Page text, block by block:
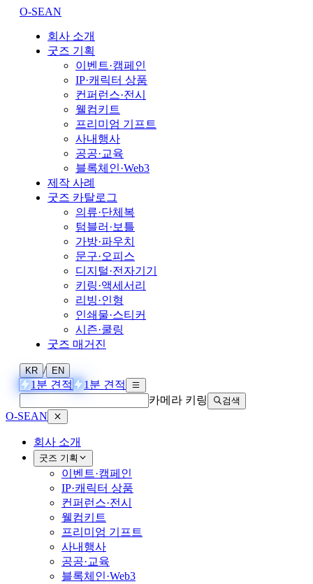
O-SEAN
회사 소개
굿즈 기획
이벤트·캠페인
IP·캐릭터 상품
컨퍼런스·전시
웰컴키트
프리미엄 기프트
사내행사
공공·교육
블록체인·Web3
제작 사례
굿즈 카탈로그
의류·단체복
텀블러·보틀
가방·파우치
문구·오피스
디지털·전자기기
키링·액세서리
리빙·인형
인쇄물·스티커
시즌·쿨링
굿즈 매거진
KR / EN
1분 견적
1분 견적
카메라 키링
검색
O-SEAN
회사 소개
굿즈 기획
이벤트·캠페인
IP·캐릭터 상품
컨퍼런스·전시
웰컴키트
프리미엄 기프트
사내행사
공공·교육
블록체인·Web3